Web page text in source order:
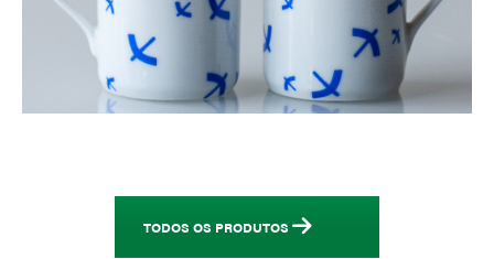
TODOS OS PRODUTOS